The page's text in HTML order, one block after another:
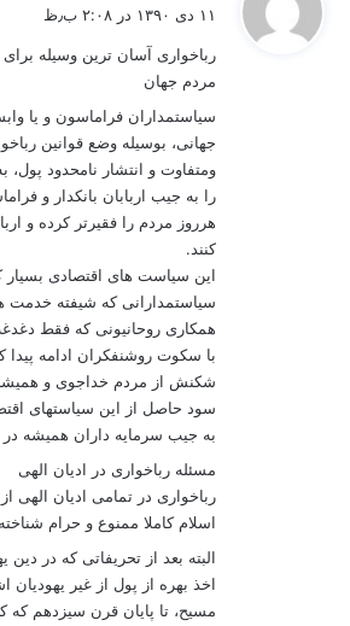
:
۱۱ دی ۱۳۹۰ در ۲:۰۸ ب٫ظ
رباخواری آسان ترین وسيله
مردم جهان
سياستمداران فراماسون و یا
جهانی، بوسيله وضع قوانين
ومتفاوت و انتشار نامحدود
را به جيب اربابان بانکدار و
هرروز مردم را فقيرتر کرده و
کنند.
این سياست های اقتصادی بسيار
سياستمدارانی که شيفته خدمت
همکاری روحانيونی که فقط
با سکوت روشنفکران ادامه پيدا
شکنش از مردم خداجوی و
سود حاصل از این سياستهای
به جيب سرمایه داران هميشه
مسئله رباخواری در ادیان الهی
رباخواری در تمامی ادیان الهی
اسلام کاملا ممنوع و حرام
البته بعد از تحریفاتی که در دین
اخذ بهره از پول از غير
مسيح، تا پایان قرن سيزدهم که